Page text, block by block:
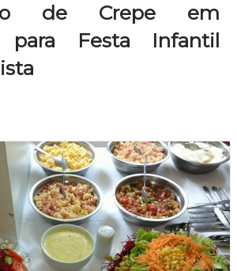
de Crepe em
para Festa Infantil